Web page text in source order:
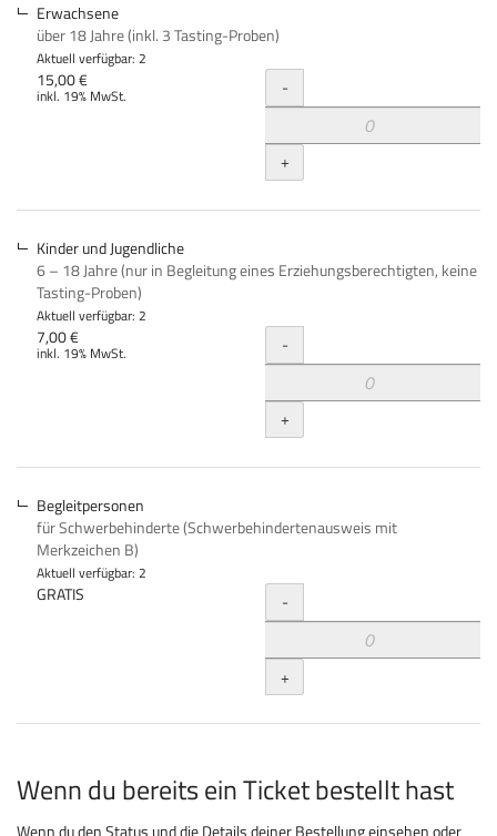
Erwachsene
über 18 Jahre (inkl. 3 Tasting-Proben)
Aktuell verfügbar: 2
15,00 €
inkl. 19% MwSt. Menge
-
+
Kinder und Jugendliche
6 – 18 Jahre (nur in Begleitung eines Erziehungsberechtigten, keine
Tasting-Proben)
Aktuell verfügbar: 2
7,00 €
inkl. 19% MwSt. Menge
-
+
Begleitpersonen
für Schwerbehinderte (Schwerbehindertenausweis mit
Merkzeichen B)
Aktuell verfügbar: 2
GRATIS Menge
-
+
Wenn du bereits ein Ticket bestellt hast